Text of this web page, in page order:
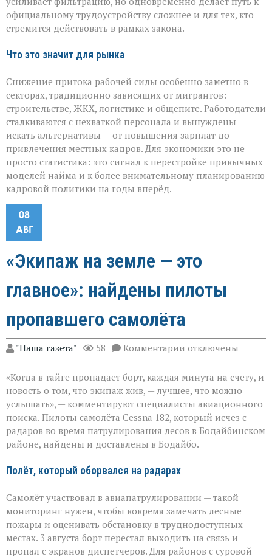
официальному трудоустройству сложнее и для тех, кто
стремится действовать в рамках закона.
Что это значит для рынка
Снижение притока рабочей силы особенно заметно в
секторах, традиционно зависящих от мигрантов:
строительстве, ЖКХ, логистике и общепите. Работодатели
сталкиваются с нехваткой персонала и вынуждены
искать альтернативы — от повышения зарплат до
привлечения местных кадров. Для экономики это не
просто статистика: это сигнал к перестройке привычных
моделей найма и к более внимательному планированию
кадровой политики на годы вперёд.
08
АВГ
«Экипаж на земле — это
главное»: найдены пилоты
пропавшего самолёта
"Наша газета" 58 Комментарии к
записи
на
земле — это
главное»:
найдены
пилоты
пропавшего
самолёта
отключены
«Когда в тайге пропадает борт, каждая минута на счету, и
новость о том, что экипаж жив, — лучшее, что можно
услышать», — комментируют специалисты авиационного
поиска. Пилоты самолёта Cessna 182, который исчез с
радаров во время патрулирования лесов в Бодайбинском
районе, найдены и доставлены в Бодайбо.
Полёт, который оборвался на радарах
Самолёт участвовал в авиапатрулировании — такой
мониторинг нужен, чтобы вовремя замечать лесные
пожары и оценивать обстановку в труднодоступных
местах. 3 августа борт перестал выходить на связь и
пропал с экранов диспетчеров. Для районов с суровой